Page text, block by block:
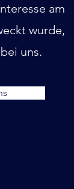
am
wurde,
uns.